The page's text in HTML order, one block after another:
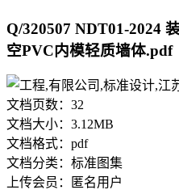
Q/320507 NDT01-2024
空PVC内模轻质墙体.pdf
文档页数： 32
文档大小： 3.12MB
文档格式： pdf
文档分类： 标准图集
上传会员：
匿名用户